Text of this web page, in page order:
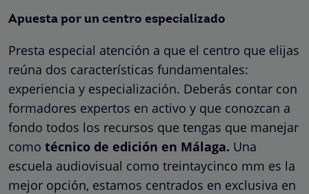
Apuesta por un centro especializado
Presta especial atención a que el centro que elijas
reúna dos características fundamentales:
experiencia y especialización. Deberás contar con
formadores expertos en activo y que conozcan a
fondo todos los recursos que tengas que manejar
como técnico de edición en Málaga. Una
escuela audiovisual como treintaycinco mm es la
mejor opción, estamos centrados en exclusiva en